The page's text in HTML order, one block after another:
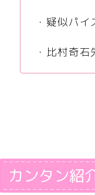
・疑似パ
・比村奇
カンタン紹